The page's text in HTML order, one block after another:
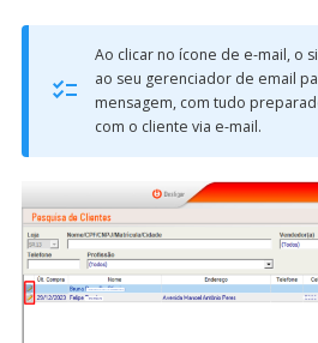
Ao clicar no ícone de e-mail, o
ao seu gerenciador de email
mensagem, com tudo
com o cliente via e-mail.